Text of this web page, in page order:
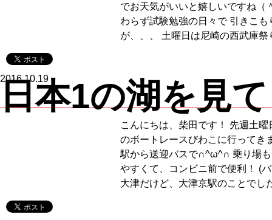
でお天気がいいと嬉しいですね（
わらず試験勉強の日々で 引きこも
が、、、 土曜日は尼崎の西武庫
2016.10.19
日本1の湖を見
こんにちは、柴田です！ 先週土曜
のボートレースびわこに行ってき
駅から送迎バスで∩^ω^∩ 乗り場
やすくて、コンビニ前で便利！ (
大津だけど、大津京駅のことでし